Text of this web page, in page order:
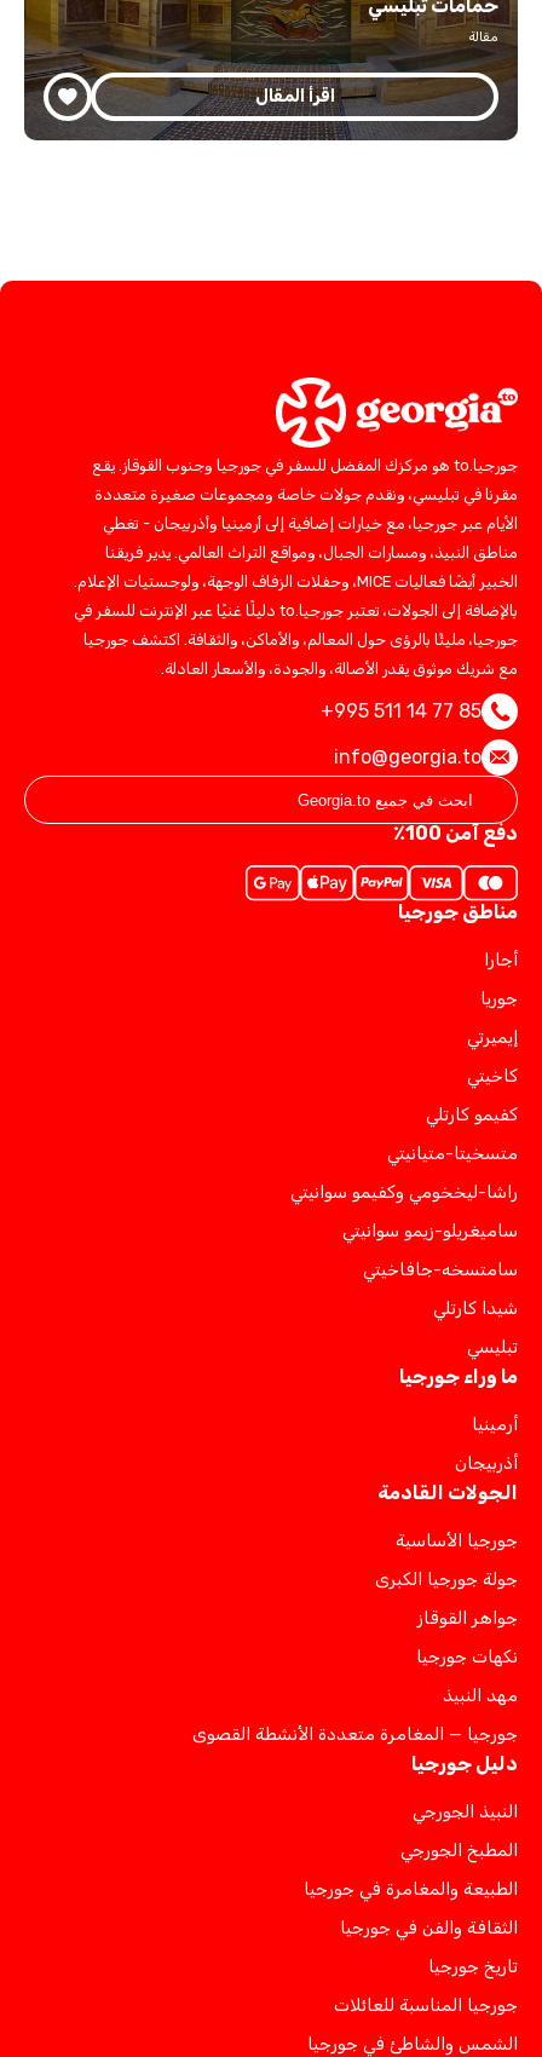
حمامات تبليسي
مقالة
اقرأ المقال
جورجيا.to هو مركزك المفضل للسفر في جورجيا وجنوب القوقاز. يقع
مقرنا في تبليسي، ونقدم جولات خاصة ومجموعات صغيرة متعددة
الأيام عبر جورجيا، مع خيارات إضافية إلى أرمينيا وأذربيجان - تغطي
مناطق النبيذ، ومسارات الجبال، ومواقع التراث العالمي. يدير فريقنا
الخبير أيضًا فعاليات MICE، وحفلات الزفاف الوجهة، ولوجستيات الإعلام.
بالإضافة إلى الجولات، تعتبر جورجيا.to دليلًا غنيًا عبر الإنترنت للسفر في
جورجيا، مليئًا بالرؤى حول المعالم، والأماكن، والثقافة. اكتشف جورجيا
مع شريك موثوق يقدر الأصالة، والجودة، والأسعار العادلة.
+995 511 14 77 85
info@georgia.to
دفع آمن 100٪
مناطق جورجيا
أجارا
جوريا
إيميرتي
كاخيتي
كفيمو كارتلي
متسخيتا-متيانيتي
راشا-ليخخومي وكفيمو سوانيتي
ساميغريلو-زيمو سوانيتي
سامتسخه-جافاخيتي
شيدا كارتلي
تبليسي
ما وراء جورجيا
أرمينيا
أذربيجان
الجولات القادمة
جورجيا الأساسية
جولة جورجيا الكبرى
جواهر القوقاز
نكهات جورجيا
مهد النبيذ
جورجيا — المغامرة متعددة الأنشطة القصوى
دليل جورجيا
النبيذ الجورجي
المطبخ الجورجي
الطبيعة والمغامرة في جورجيا
الثقافة والفن في جورجيا
تاريخ جورجيا
جورجيا المناسبة للعائلات
الشمس والشاطئ في جورجيا